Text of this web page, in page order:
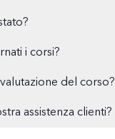
i corsi?
del corso?
assistenza clienti?